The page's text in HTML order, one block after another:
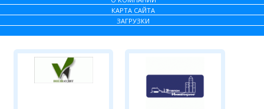
КАРТА САЙТА
ЗАГРУЗКИ